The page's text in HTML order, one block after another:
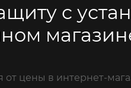
с
от цены в интернет-